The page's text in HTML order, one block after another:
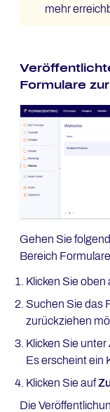
mehr
Formulare
Gehen Sie
Bereich
Klicken Sie oben
Suchen Sie das
zurückziehen
Klicken Sie
Es erscheint ein
Klicken Sie auf
Die